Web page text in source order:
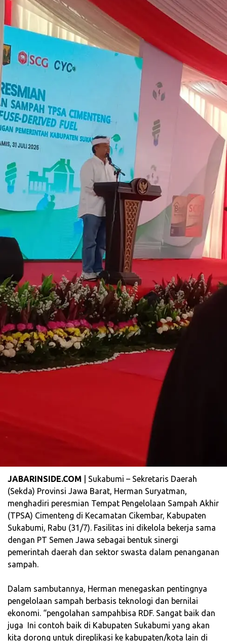
JABARINSIDE.COM | Sukabumi – Sekretaris Daerah
(Sekda) Provinsi Jawa Barat, Herman Suryatman,
menghadiri peresmian Tempat Pengelolaan Sampah Akhir
(TPSA) Cimenteng di Kecamatan Cikembar, Kabupaten
Sukabumi, Rabu (31/7). Fasilitas ini dikelola bekerja sama
dengan PT Semen Jawa sebagai bentuk sinergi
pemerintah daerah dan sektor swasta dalam penanganan
sampah.
‎Dalam sambutannya, Herman menegaskan pentingnya
pengelolaan sampah berbasis teknologi dan bernilai
ekonomi. “pengolahan sampahbisa RDF. Sangat baik dan
juga Ini contoh baik di Kabupaten Sukabumi yang akan
kita dorong untuk direplikasi ke kabupaten/kota lain di